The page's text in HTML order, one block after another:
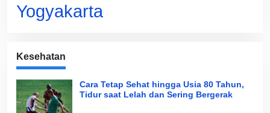
Yogyakarta
Kesehatan
Cara Tetap Sehat hingga Usia 80 Tahun,
Tidur saat Lelah dan Sering Bergerak